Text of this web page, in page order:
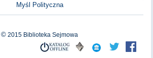
Myśl Polityczna
© 2015 Biblioteka Sejmowa